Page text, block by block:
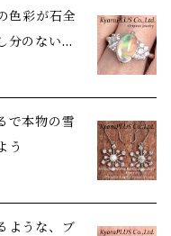
色彩が石全
分のない美
で本物の雪
う
ような、ブ